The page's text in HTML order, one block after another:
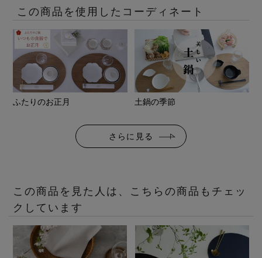
この商品を使用したコーディネート
ふたりのお正月 土鍋の季節
さらに見る
この商品を見た人は、こちらの商品もチェッ
クしています